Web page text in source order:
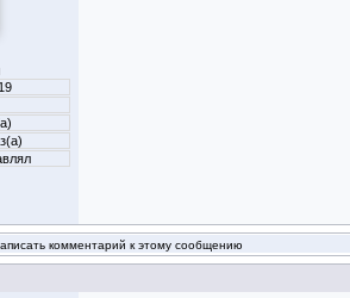
комментарий к этому сообщению